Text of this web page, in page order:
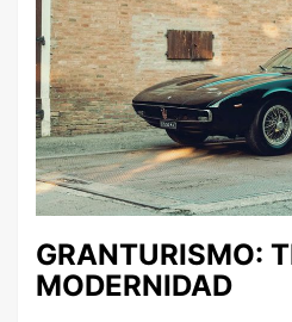
GRANTURISMO:
MODERNIDAD